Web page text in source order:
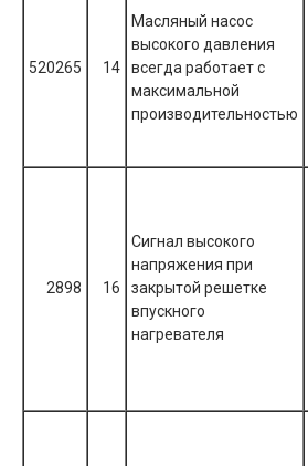
520265 14
Масляный насос
высокого давления
всегда работает с
максимальной
производительностью
2898 16
Сигнал высокого
напряжения при
закрытой решетке
впускного
нагревателя